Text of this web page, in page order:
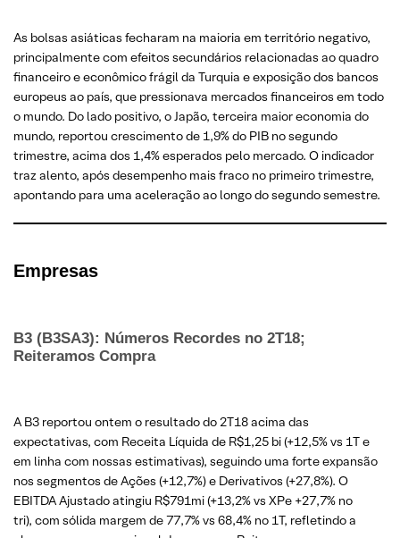
As bolsas asiáticas fecharam na maioria em território negativo,
principalmente com efeitos secundários relacionadas ao quadro
financeiro e econômico frágil da Turquia e exposição dos bancos
europeus ao país, que pressionava mercados financeiros em todo
o mundo. Do lado positivo, o Japão, terceira maior economia do
mundo, reportou crescimento de 1,9% do PIB no segundo
trimestre, acima dos 1,4% esperados pelo mercado. O indicador
traz alento, após desempenho mais fraco no primeiro trimestre,
apontando para uma aceleração ao longo do segundo semestre.
Empresas
B3 (B3SA3): Números Recordes no 2T18;
Reiteramos Compra
A B3 reportou ontem o resultado do 2T18 acima das
expectativas, com Receita Líquida de R$1,25 bi (+12,5% vs 1T e
em linha com nossas estimativas), seguindo uma forte expansão
nos segmentos de Ações (+12,7%) e Derivativos (+27,8%). O
EBITDA Ajustado atingiu R$791mi (+13,2% vs XPe +27,7% no
tri), com sólida margem de 77,7% vs 68,4% no 1T, refletindo a